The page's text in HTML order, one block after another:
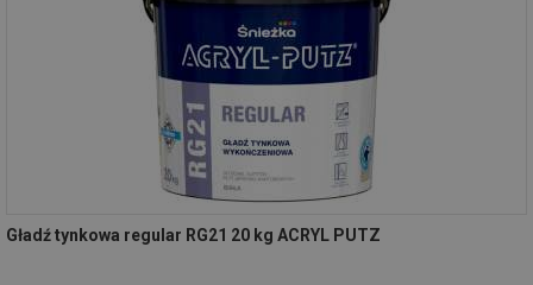
Gładź tynkowa regular RG21 20 kg ACRYL PUTZ